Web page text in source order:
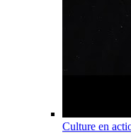
Culture en